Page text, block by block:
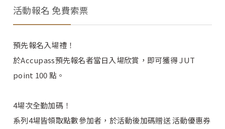
活動報名 免費索票
預先報名入場禮！
於Accupass預先報名者當日入場欣賞，即可獲得 JUT
point 100 點。
4場次全勤加碼！
系列4場皆領取點數參加者，於活動後加碼贈送 活動優惠券